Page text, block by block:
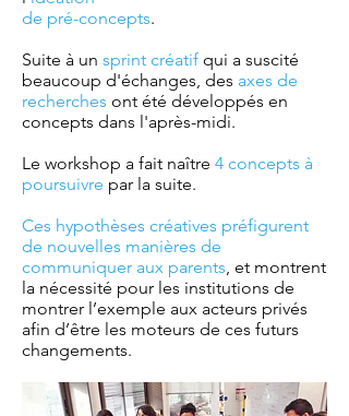
de pré-concepts.
Suite à un sprint créatif qui a suscité
beaucoup d'échanges, des axes de
recherches ont été développés en
concepts dans l'après-midi.
Le workshop a fait naître 4 concepts à
poursuivre par la suite.
Ces hypothèses créatives préfigurent
de nouvelles manières de
communiquer aux parents, et montrent
la nécessité pour les institutions de
montrer l’exemple aux acteurs privés
afin d’être les moteurs de ces futurs
changements.